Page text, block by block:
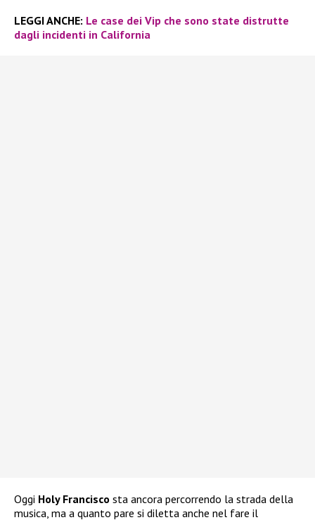
LEGGI ANCHE: Le case dei Vip che sono state distrutte
dagli incidenti in California
Oggi Holy Francisco sta ancora percorrendo la strada della
musica, ma a quanto pare si diletta anche nel fare il